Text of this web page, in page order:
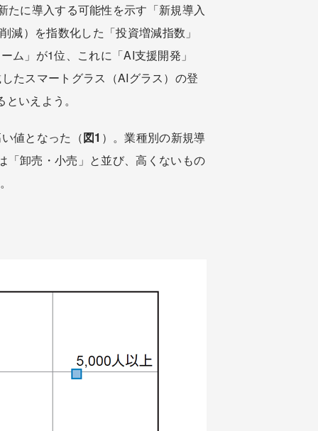
に導入する可能性を示す「新規導入
）を指数化した「投資増減指数」
ム」が1位、これに「AI支援開発」
たスマートグラス（AIグラス）の登
いえよう。
値となった（図1 ）。業種別の新規導
「卸売・小売」と並び、高くないもの